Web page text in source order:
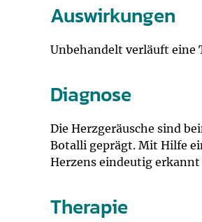
Auswirkungen
Unbehandelt verläuft eine
Diagnose
Die Herzgeräusche sind
Botalli geprägt. Mit Hilfe
Herzens eindeutig erkannt
Therapie